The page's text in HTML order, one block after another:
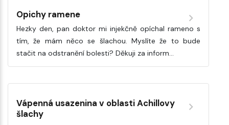
Opichy ramene
Hezky den, pan doktor mi injekčně opíchal rameno s
tím, že mám něco se šlachou. Myslíte že to bude
stačit na odstranění bolesti? Děkuji za inform…
Vápenná usazenina v oblasti Achillovy
šlachy